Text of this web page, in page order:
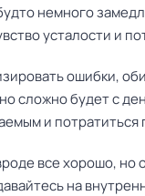
немного
усталости и
ошибки,
сложно будет с
и
все хорошо, но
на